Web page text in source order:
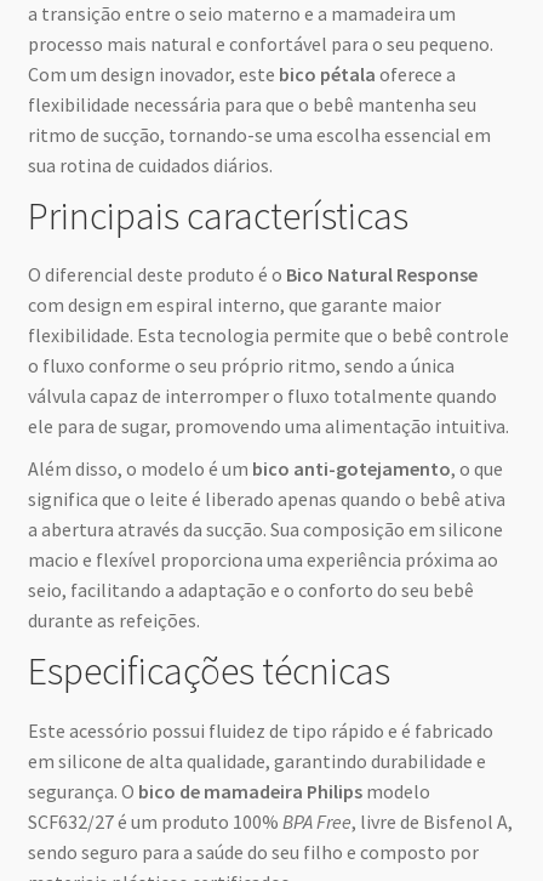
a transição entre o seio materno e a mamadeira um
processo mais natural e confortável para o seu pequeno.
Com um design inovador, este bico pétala oferece a
flexibilidade necessária para que o bebê mantenha seu
ritmo de sucção, tornando-se uma escolha essencial em
sua rotina de cuidados diários.
Principais características
O diferencial deste produto é o Bico Natural Response
com design em espiral interno, que garante maior
flexibilidade. Esta tecnologia permite que o bebê controle
o fluxo conforme o seu próprio ritmo, sendo a única
válvula capaz de interromper o fluxo totalmente quando
ele para de sugar, promovendo uma alimentação intuitiva.
Além disso, o modelo é um bico anti-gotejamento, o que
significa que o leite é liberado apenas quando o bebê ativa
a abertura através da sucção. Sua composição em silicone
macio e flexível proporciona uma experiência próxima ao
seio, facilitando a adaptação e o conforto do seu bebê
durante as refeições.
Especificações técnicas
Este acessório possui fluidez de tipo rápido e é fabricado
em silicone de alta qualidade, garantindo durabilidade e
segurança. O bico de mamadeira Philipsmodelo
SCF632/27 é um produto 100% BPA Free, livre de Bisfenol A,
sendo seguro para a saúde do seu filho e composto por